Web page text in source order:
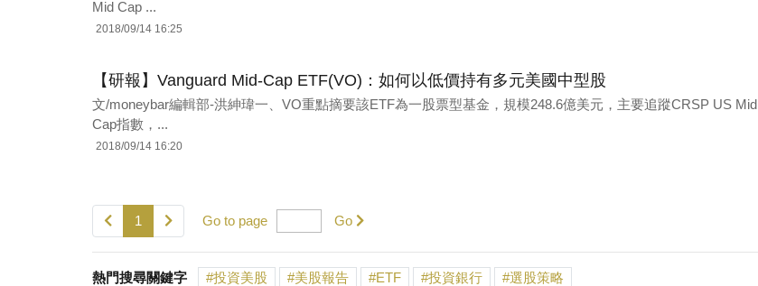
Mid Cap ...
2018/09/14 16:25
【研報】Vanguard Mid-Cap ETF(VO)：如何以低價持有多元美國中型股
文/moneybar編輯部-洪紳瑋一、VO重點摘要該ETF為一股票型基金，規模248.6億美元，主要追蹤CRSP US Mid
Cap指數，...
2018/09/14 16:20
1 Go to page Go
熱門搜尋關鍵字 投資美股 美股報告 ETF 投資銀行 選股策略